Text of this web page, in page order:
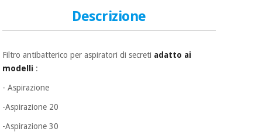
sanitari
Veterinario
dei
fitness e
pilates
Descrizione
Filtro antibatterico per aspiratori di secreti adatto ai
modelli :
- Aspirazione
-Aspirazione 20
-Aspirazione 30